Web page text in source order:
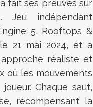
fait ses preuves sur
Jeu indépendant
5, Rooftops &
21 mai 2024, et a
réaliste et
où les mouvements
Chaque saut,
récompensant la